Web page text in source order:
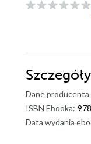
Szczegóły
Dane producenta
ISBN Ebooka:
Data wydania